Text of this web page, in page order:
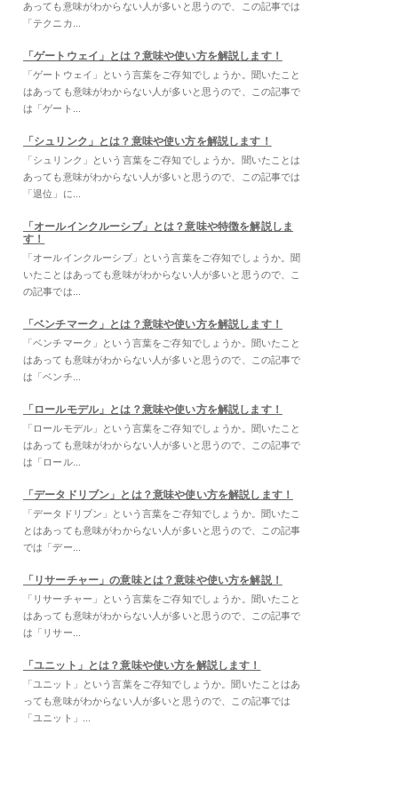
あっても意味がわからない人が多いと思うので、この記事では
「テクニカ...
「ゲートウェイ」とは？意味や使い方を解説します！
「ゲートウェイ」という言葉をご存知でしょうか。聞いたこと
はあっても意味がわからない人が多いと思うので、この記事で
は「ゲート...
「シュリンク」とは？意味や使い方を解説します！
「シュリンク」という言葉をご存知でしょうか。聞いたことは
あっても意味がわからない人が多いと思うので、この記事では
「退位」に...
「オールインクルーシブ」とは？意味や特徴を解説しま
す！
「オールインクルーシブ」という言葉をご存知でしょうか。聞
いたことはあっても意味がわからない人が多いと思うので、こ
の記事では...
「ベンチマーク」とは？意味や使い方を解説します！
「ベンチマーク」という言葉をご存知でしょうか。聞いたこと
はあっても意味がわからない人が多いと思うので、この記事で
は「ベンチ...
「ロールモデル」とは？意味や使い方を解説します！
「ロールモデル」という言葉をご存知でしょうか。聞いたこと
はあっても意味がわからない人が多いと思うので、この記事で
は「ロール...
「データドリブン」とは？意味や使い方を解説します！
「データドリブン」という言葉をご存知でしょうか。聞いたこ
とはあっても意味がわからない人が多いと思うので、この記事
では「デー...
「リサーチャー」の意味とは？意味や使い方を解説！
「リサーチャー」という言葉をご存知でしょうか。聞いたこと
はあっても意味がわからない人が多いと思うので、この記事で
は「リサー...
「ユニット」とは？意味や使い方を解説します！
「ユニット」という言葉をご存知でしょうか。聞いたことはあ
っても意味がわからない人が多いと思うので、この記事では
「ユニット」...